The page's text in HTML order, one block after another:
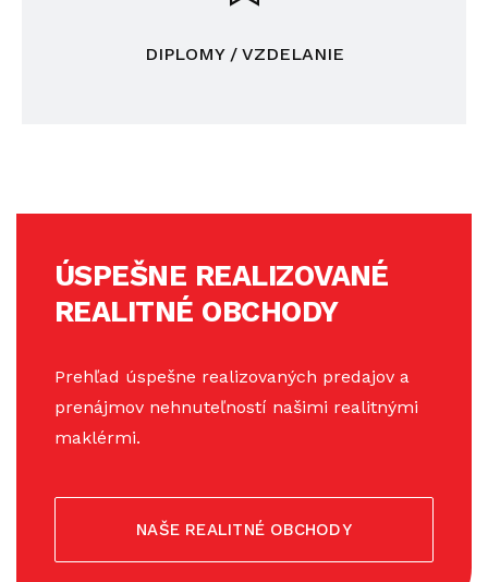
DIPLOMY / VZDELANIE
ÚSPEŠNE REALIZOVANÉ
REALITNÉ OBCHODY
Prehľad úspešne realizovaných predajov a
prenájmov nehnuteľností našimi realitnými
maklérmi.
NAŠE REALITNÉ OBCHODY